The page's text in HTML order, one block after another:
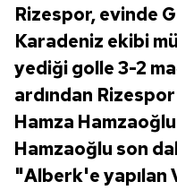
Rizespor, evinde
Karadeniz ekibi
yediği golle 3-2
ardından
Hamza
Hamzaoğlu son
"Alberk'e yapılan